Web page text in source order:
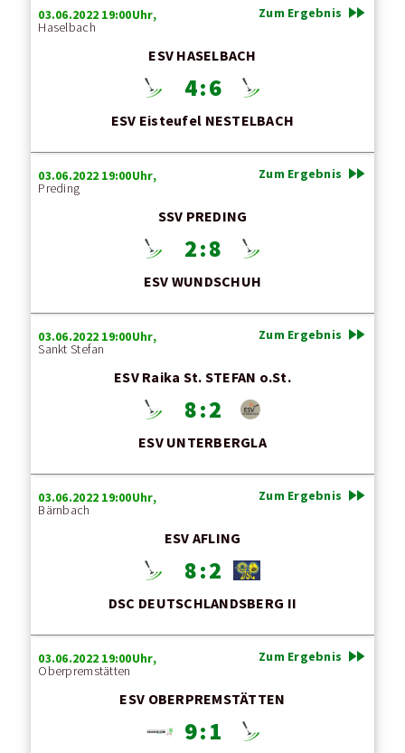
03.06.2022 19:00Uhr,
Haselbach
ESV HASELBACH
4 : 6
ESV Eisteufel NESTELBACH
Zum Ergebnis fast_forward
03.06.2022 19:00Uhr,
Preding
SSV PREDING
2 : 8
ESV WUNDSCHUH
Zum Ergebnis fast_forward
03.06.2022 19:00Uhr,
Sankt Stefan
ESV Raika St. STEFAN o.St.
8 : 2
ESV UNTERBERGLA
Zum Ergebnis fast_forward
03.06.2022 19:00Uhr,
Bärnbach
ESV AFLING
8 : 2
DSC DEUTSCHLANDSBERG II
Zum Ergebnis fast_forward
03.06.2022 19:00Uhr,
Oberpremstätten
ESV OBERPREMSTÄTTEN
9 : 1
Zum Ergebnis fast_forward